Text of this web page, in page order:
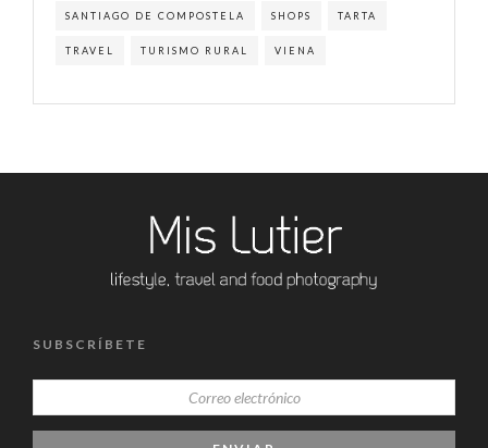
SANTIAGO DE COMPOSTELA SHOPS TARTA
TRAVEL TURISMO RURAL VIENA
SUBSCRÍBETE